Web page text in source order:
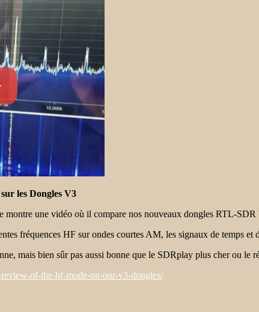
les Dongles V3
une vidéo où il compare nos nouveaux dongles RTL-
fréquences HF sur ondes courtes AM, les signaux de temps et
mais bien sûr pas aussi bonne que le SDRplay plus cher ou le
of-the-hf-mode-on-our-v3-dongles/